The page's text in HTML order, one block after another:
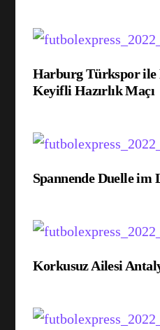
Harburg Türkspor ile
Keyifli Hazırlık Maçı
Spannende Duelle
Korkusuz Ailesi